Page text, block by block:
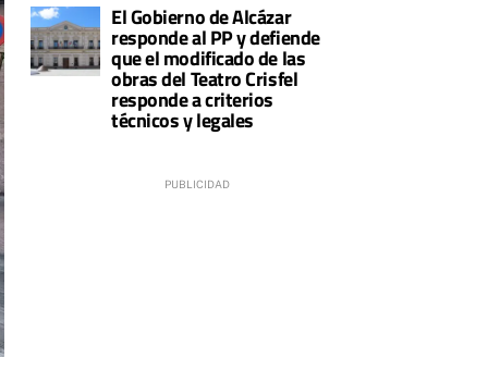
El Gobierno de Alcázar
responde al PP y defiende
que el modificado de las
obras del Teatro Crisfel
responde a criterios
técnicos y legales